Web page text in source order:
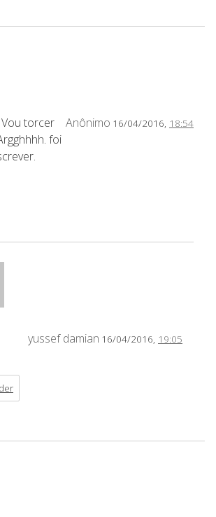
Anônimo 16/04/2016, 18:54
Vou torcer
foi
yussef damian 16/04/2016, 19:05